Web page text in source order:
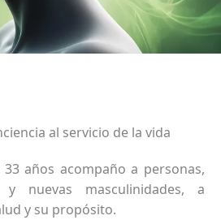
al servicio de la vida
años acompaño a personas,
nuevas masculinidades, a
y su propósito.